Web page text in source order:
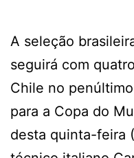
A seleção
seguirá com
Chile no
para a Copa do
desta quinta-feira